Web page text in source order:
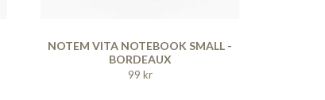
NOTEM VITA NOTEBOOK SMALL -
BORDEAUX
99 kr